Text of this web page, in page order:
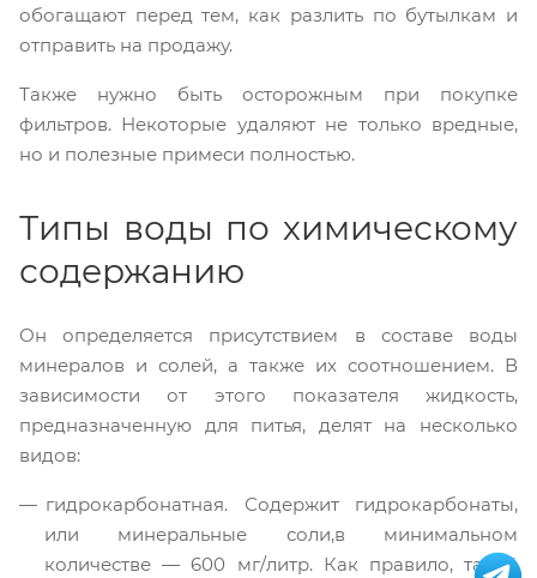
обогащают перед тем, как разлить по бутылкам и
отправить на продажу.
Также нужно быть осторожным при покупке
фильтров. Некоторые удаляют не только вредные,
но и полезные примеси полностью.
Типы воды по химическому
содержанию
Он определяется присутствием в составе воды
минералов и солей, а также их соотношением. В
зависимости от этого показателя жидкость,
предназначенную для питья, делят на несколько
видов:
гидрокарбонатная. Содержит гидрокарбонаты,
или минеральные соли,в минимальном
количестве — 600 мг/литр. Как правило, такой